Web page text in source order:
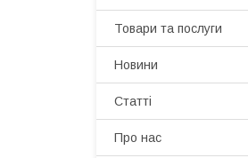
Товари та послуги
Новини
Статті
Про нас